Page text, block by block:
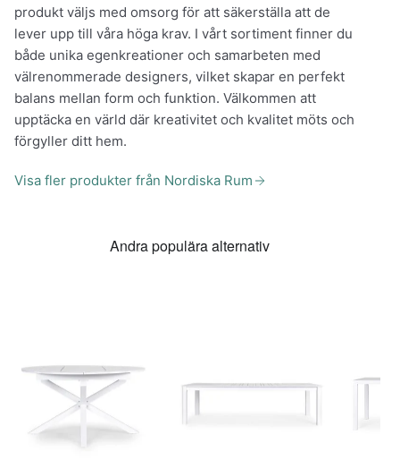
produkt väljs med omsorg för att säkerställa att de
lever upp till våra höga krav. I vårt sortiment finner du
både unika egenkreationer och samarbeten med
välrenommerade designers, vilket skapar en perfekt
balans mellan form och funktion. Välkommen att
upptäcka en värld där kreativitet och kvalitet möts och
förgyller ditt hem.
Visa fler produkter från Nordiska Rum
Andra populära alternativ